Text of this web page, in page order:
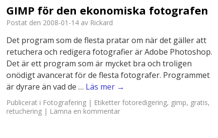
GIMP för den ekonomiska fotografen
Postat den 2008-01-14 av Rickard
Det program som de flesta pratar om när det gäller att
retuchera och redigera fotografier är Adobe Photoshop.
Det är ett program som är mycket bra och troligen
onödigt avancerat för de flesta fotografer. Programmet
är dyrare än vad de … Läs mer →
Publicerat i Fotografering | Etiketter fotoredigering, gimp, gratis,
retuchering | Lämna en kommentar